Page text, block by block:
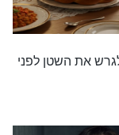
קורה היום!
ליום הילולת